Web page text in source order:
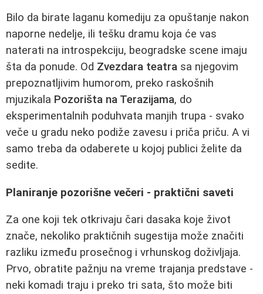
Bilo da birate laganu komediju za opuštanje nakon
naporne nedelje, ili tešku dramu koja će vas
naterati na introspekciju, beogradske scene imaju
šta da ponude. Od Zvezdara teatra sa njegovim
prepoznatljivim humorom, preko raskošnih
mjuzikala Pozorišta na Terazijama, do
eksperimentalnih poduhvata manjih trupa - svako
veče u gradu neko podiže zavesu i priča priču. A vi
samo treba da odaberete u kojoj publici želite da
sedite.
Planiranje pozorišne večeri - praktični saveti
Za one koji tek otkrivaju čari dasaka koje život
znače, nekoliko praktičnih sugestija može značiti
razliku između prosečnog i vrhunskog doživljaja.
Prvo, obratite pažnju na vreme trajanja predstave -
neki komadi traju i preko tri sata, što može biti